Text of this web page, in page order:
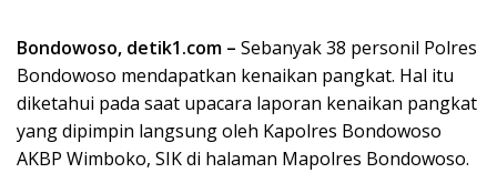
Bondowoso, detik1.com – Sebanyak 38 personil Polres
Bondowoso mendapatkan kenaikan pangkat. Hal itu
diketahui pada saat upacara laporan kenaikan pangkat
yang dipimpin langsung oleh Kapolres Bondowoso
AKBP Wimboko, SIK di halaman Mapolres Bondowoso.